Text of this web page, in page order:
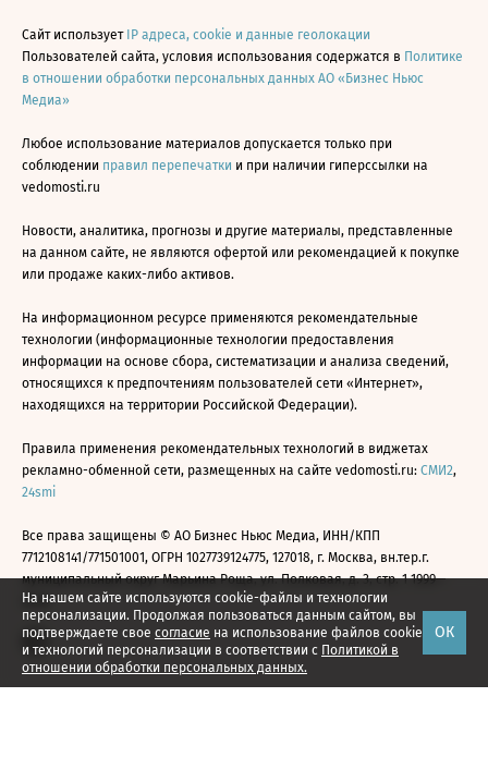
На нашем сайте используются cookie-файлы и технологии
персонализации. Продолжая пользоваться данным сайтом, вы
подтверждаете свое согласие на использование файлов cookie
и технологий персонализации в соответствии с Политикой в
отношении обработки персональных данных.
ОК
Сайт использует IP адреса, cookie и данные геолокации
Пользователей сайта, условия использования содержатся в Политике
в отношении обработки персональных данных АО «Бизнес Ньюс
Медиа»
Любое использование материалов допускается только при
соблюдении правил перепечатки и при наличии гиперссылки на
vedomosti.ru
Новости, аналитика, прогнозы и другие материалы, представленные
на данном сайте, не являются офертой или рекомендацией к покупке
или продаже каких-либо активов.
На информационном ресурсе применяются рекомендательные
технологии (информационные технологии предоставления
информации на основе сбора, систематизации и анализа сведений,
относящихся к предпочтениям пользователей сети «Интернет»,
находящихся на территории Российской Федерации).
Правила применения рекомендательных технологий в виджетах
рекламно-обменной сети, размещенных на сайте vedomosti.ru: СМИ2,
24smi
Все права защищены © АО Бизнес Ньюс Медиа, ИНН/КПП
7712108141/771501001, ОГРН 1027739124775, 127018, г. Москва, вн.тер.г.
муниципальный округ Марьина Роща, ул. Полковая, д. 3, стр. 1 1999—
2026